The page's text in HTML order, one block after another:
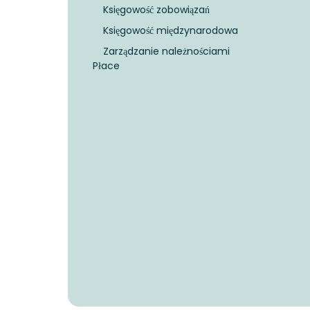
Księgowość zobowiązań
Księgowość międzynarodowa
Zarządzanie należnościami
Płace